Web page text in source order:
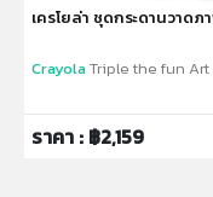
งานในการดูแลของผู้
เครโยล่า ชุดกระดานวาดภ
CrayolaTriple the fun Art
ราคา : ฿2,159